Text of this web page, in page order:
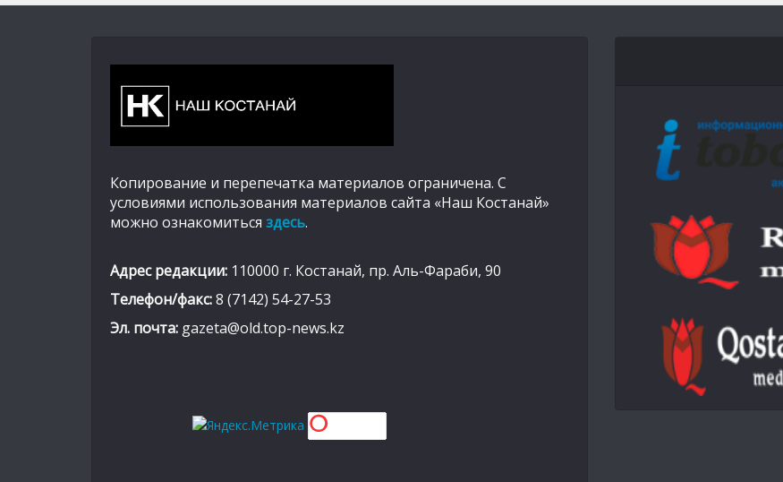
Копирование и перепечатка материалов ограничена. С
условиями использования материалов сайта «Наш Костанай»
можно ознакомиться здесь.
Адрес редакции: 110000 г. Костанай, пр. Аль-Фараби, 90
Телефон/факс:8 (7142) 54-27-53
Эл. почта: gazeta@old.top-news.kz